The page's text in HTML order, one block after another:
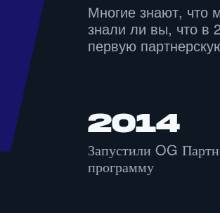
Многие знают, что
знали ли вы, что в
первую
2014
Запустили OG
программу